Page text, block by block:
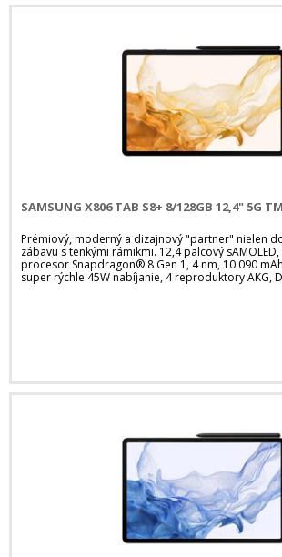
SAMSUNG X806 TAB S8+ 8/128GB 12,4" 5G
Prémiový, moderný a dizajnový "partner" nielen
zábavu s tenkými rámikmi. 12,4 palcový
procesor Snapdragon® 8 Gen 1, 4 nm, 10 090
super rýchle 45W nabíjanie, 4 reproduktory AKG,